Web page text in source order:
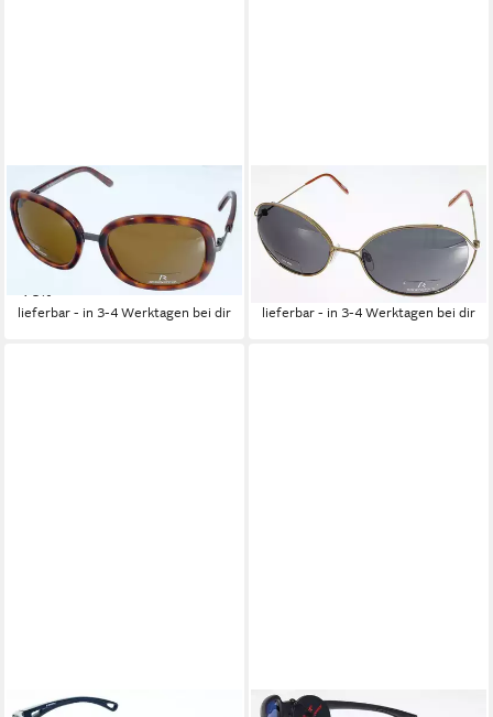
RODENSTOCK
Sonnenbrille Rodenstock
Sonnenbrille R3222C
24,95 € UVP119,00 €
-79%
lieferbar - in 3-4 Werktagen bei dir
RODENSTOCK
Sonnenbrille Rodenstock
Sonnenbrille R1390D
24,95 €
UVP 109,00 €
lieferbar - in 3-4 Werktagen bei dir
RODENSTOCK RODENSTOCK